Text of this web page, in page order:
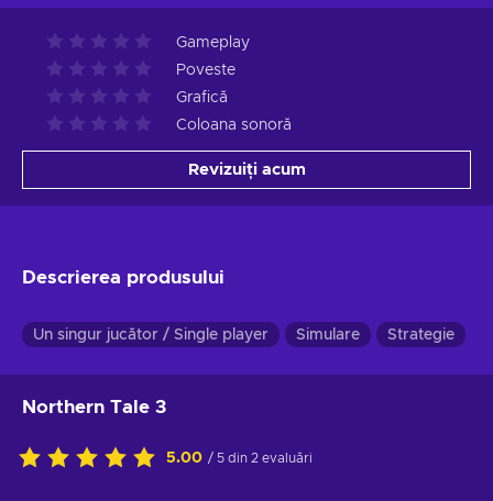
Gameplay
Poveste
Grafică
Coloana sonoră
Revizuiți acum
Descrierea produsului
Un singur jucător / Single player Simulare Strategie
Northern Tale 3
5.00 / 5 din 2 evaluări